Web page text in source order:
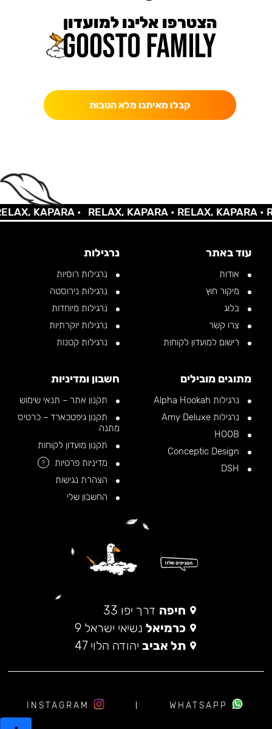
הצטרפו אלינו למועדון
קבלו מאיתנו מלא הטבות
KAPARA • RELAX, KAPARA •RELAX, KAPARA •
עוד באתר
אודות
מיקור חוץ
בלוג
צרו קשר
רישום למועדון לקוחות
נרגילות
נרגילות רוסיות
נרגילות נירוסטה
נרגילות מיוחדות
נרגילות יוקרתיות
נרגילות קטנות
מתוגים מובילים
נרגילות Alpha Hookah
נרגילות Amy Deluxe
חשבון ומדיניות
תקנון אתר – תנאי שימוש
תקנון גיפטכארד – כרטיס
מתנה
תקנון מועדון לקוחות
מדיניות פרטיות
?
הצהרת נגישות
החשבון שלי
חיפה דרך יפו 33
כרמיאל נשיאי ישראל 9
תל אביב יהודה הלוי 47
WHATSAPP
INSTAGRAM